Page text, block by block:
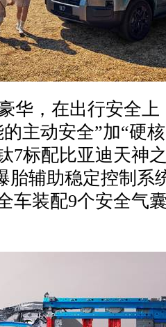
华，在出行安全上
主动安全”加“硬
7标配比亚迪天神
胎辅助稳定控制系
车装配9个安全气